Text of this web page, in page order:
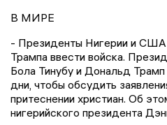
В МИРЕ
- Президенты Нигерии и США
Трампа ввести войска.
Бола Тинубу и Дональд
дни, чтобы обсудить
притеснении христиан. Об
нигерийского президента